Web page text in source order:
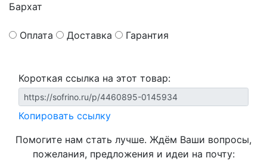
Бархат
Оплата Доставка Гарантия
Короткая ссылка на этот товар:
Копировать ссылку
Помогите нам стать лучше. Ждём Ваши вопросы,
пожелания, предложения и идеи на почту: